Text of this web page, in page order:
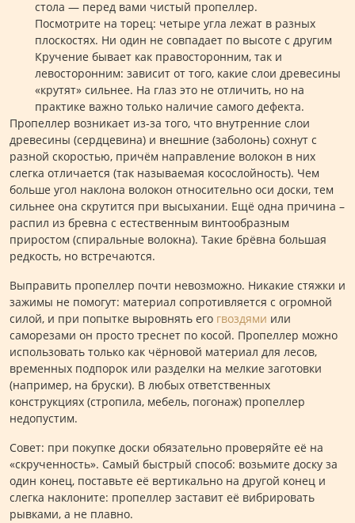
стола — перед вами чистый пропеллер.
Посмотрите на торец: четыре угла лежат в разных
плоскостях. Ни один не совпадает по высоте с другим
Кручение бывает как правосторонним, так и
левосторонним: зависит от того, какие слои древесины
«крутят» сильнее. На глаз это не отличить, но на
практике важно только наличие самого дефекта.
Пропеллер возникает из-за того, что внутренние слои
древесины (сердцевина) и внешние (заболонь) сохнут с
разной скоростью, причём направление волокон в них
слегка отличается (так называемая косослойность). Чем
больше угол наклона волокон относительно оси доски, тем
сильнее она скрутится при высыхании. Ещё одна причина –
распил из бревна с естественным винтообразным
приростом (спиральные волокна). Такие брёвна большая
редкость, но встречаются.
Выправить пропеллер почти невозможно. Никакие стяжки и
зажимы не помогут: материал сопротивляется с огромной
силой, и при попытке выровнять его гвоздями или
саморезами он просто треснет по косой. Пропеллер можно
использовать только как чёрновой материал для лесов,
временных подпорок или разделки на мелкие заготовки
(например, на бруски). В любых ответственных
конструкциях (стропила, мебель, погонаж) пропеллер
недопустим.
Совет: при покупке доски обязательно проверяйте её на
«скрученность». Самый быстрый способ: возьмите доску за
один конец, поставьте её вертикально на другой конец и
слегка наклоните: пропеллер заставит её вибрировать
рывками, а не плавно.